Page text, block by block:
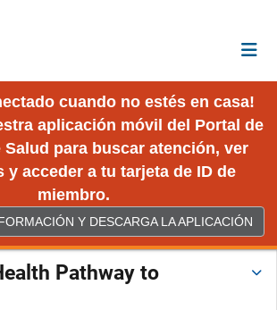
cuando no estés en casa!
aplicación móvil del Portal de
Salud para buscar atención, ver
y acceder a tu tarjeta de ID de
miembro.
Y DESCARGA LA APLICACIÓN
Pathway to